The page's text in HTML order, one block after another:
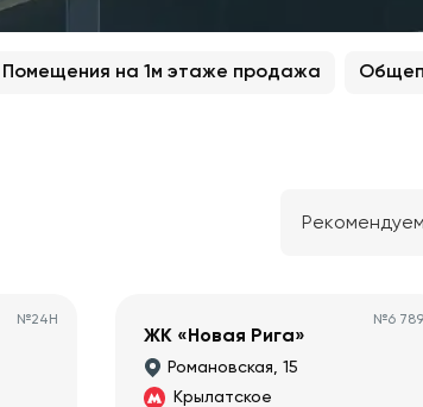
Помещения на 1м этаже продажа
№24Н №6 789
ЖК «Новая Рига»
Романовская, 15
Крылатское